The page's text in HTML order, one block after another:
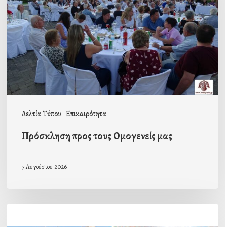
Δελτία Τύπου Επικαιρότητα
Ομογενείς
μας
Πρόσκληση προς τους Ομογενείς μας
7 Αυγούστου 2026